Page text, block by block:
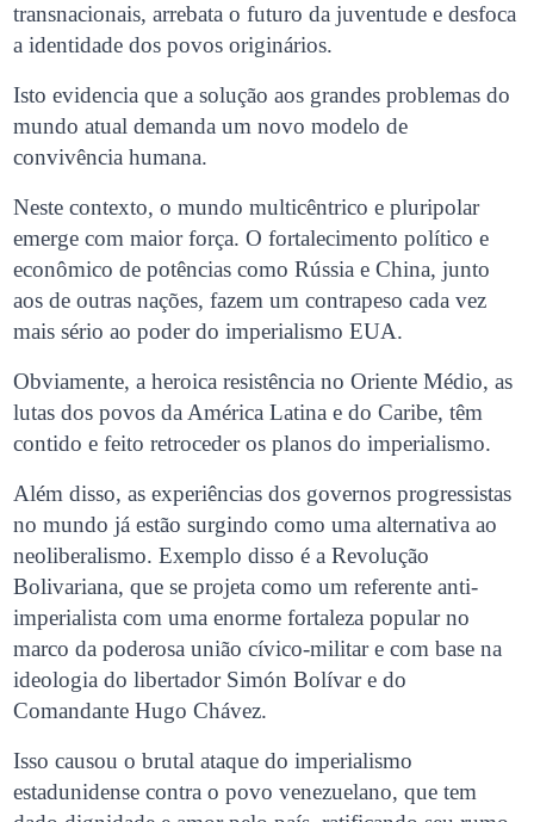
transnacionais, arrebata o futuro da juventude e desfoca
a identidade dos povos originários.
Isto evidencia que a solução aos grandes problemas do
mundo atual demanda um novo modelo de
convivência humana.
Neste contexto, o mundo multicêntrico e pluripolar
emerge com maior força. O fortalecimento político e
econômico de potências como Rússia e China, junto
aos de outras nações, fazem um contrapeso cada vez
mais sério ao poder do imperialismo EUA.
Obviamente, a heroica resistência no Oriente Médio, as
lutas dos povos da América Latina e do Caribe, têm
contido e feito retroceder os planos do imperialismo.
Além disso, as experiências dos governos progressistas
no mundo já estão surgindo como uma alternativa ao
neoliberalismo. Exemplo disso é a Revolução
Bolivariana, que se projeta como um referente anti-
imperialista com uma enorme fortaleza popular no
marco da poderosa união cívico-militar e com base na
ideologia do libertador Simón Bolívar e do
Comandante Hugo Chávez.
Isso causou o brutal ataque do imperialismo
estadunidense contra o povo venezuelano, que tem